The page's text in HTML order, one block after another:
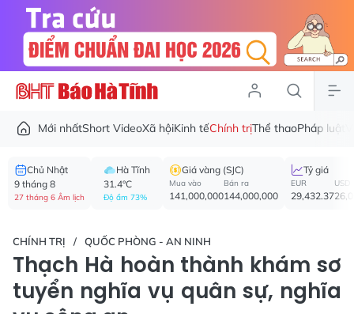
Mới nhấtShort VideoXã hộiKinh tếChính trịThể thaoPháp luật
Chủ Nhật
9 tháng 8
27 tháng 6 Âm lịch
Hà Tĩnh
31.4°C
Độ ẩm 73%
Giá vàng (SJC)
Mua vào
141,000,000
Bán ra
144,000,000
Tỷ giá
EUR
29,432.37
USD
CHÍNH TRỊ QUỐC PHÒNG - AN NINH
Thạch Hà hoàn thành khám sơ
tuyển nghĩa vụ quân sự, nghĩa